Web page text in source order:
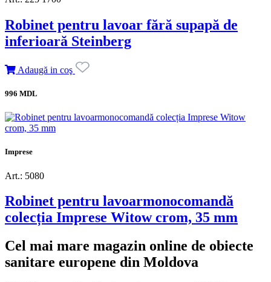
Robinet pentru lavoar fără supapă de
inferioară Steinberg
Adaugă in coş
996 MDL
Imprese
Art.: 5080
Robinet pentru lavoarmonocomandă
colecția Imprese Witow crom, 35 mm
Cel mai mare magazin online de obiecte
sanitare europene din Moldova